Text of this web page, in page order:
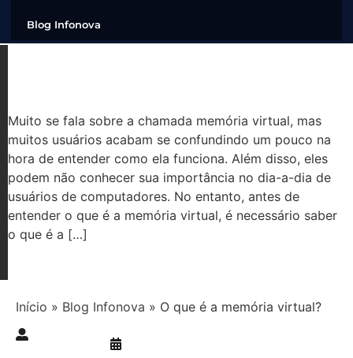
Blog Infonova
Muito se fala sobre a chamada memória virtual, mas
muitos usuários acabam se confundindo um pouco na
hora de entender como ela funciona. Além disso, eles
podem não conhecer sua importância no dia-a-dia de
usuários de computadores. No entanto, antes de
entender o que é a memória virtual, é necessário saber
o que é a […]
Início » Blog Infonova » O que é a memória virtual?